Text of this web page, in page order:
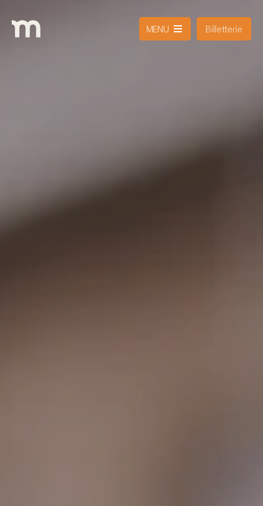
MENU Billetterie